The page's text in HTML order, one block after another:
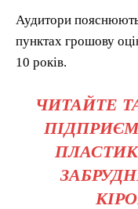
Аудитори
пунктах грошову
10 років.
ЧИТАЙТЕ